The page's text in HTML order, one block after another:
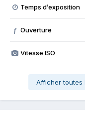
Temps d’exposition
f Ouverture
Vitesse ISO
Afficher toutes